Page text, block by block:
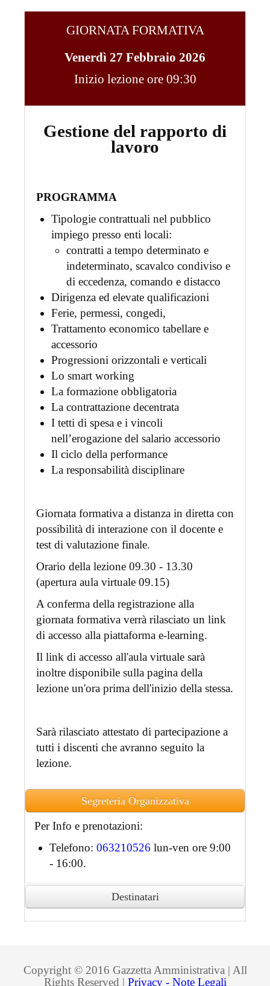
GIORNATA FORMATIVA
Venerdì 27 Febbraio 2026
Inizio lezione ore 09:30
Gestione del rapporto di
lavoro
PROGRAMMA
Tipologie contrattuali nel pubblico
impiego presso enti locali:
contratti a tempo determinato e
indeterminato, scavalco condiviso e
di eccedenza, comando e distacco
Dirigenza ed elevate qualificazioni
Ferie, permessi, congedi,
Trattamento economico tabellare e
accessorio
Progressioni orizzontali e verticali
Lo smart working
La formazione obbligatoria
La contrattazione decentrata
I tetti di spesa e i vincoli
nell’erogazione del salario accessorio
Il ciclo della performance
La responsabilità disciplinare
Giornata formativa a distanza in diretta con
possibilità di interazione con il docente e
test di valutazione finale.
Orario della lezione 09.30 - 13.30
(apertura aula virtuale 09.15)
A conferma della registrazione alla
giornata formativa verrà rilasciato un link
di accesso alla piattaforma e-learning.
Il link di accesso all'aula virtuale sarà
inoltre disponibile sulla pagina della
lezione un'ora prima dell'inizio della stessa.
Sarà rilasciato attestato di partecipazione a
tutti i discenti che avranno seguito la
lezione.
Segreteria Organizzativa
Per Info e prenotazioni:
Telefono: 063210526 lun-ven ore 9:00
- 16:00.
Destinatari
Ai partecipanti accreditati sarà rilasciato
Copyright © 2016 Gazzetta Amministrativa | All
Rights Reserved | Privacy - Note Legali